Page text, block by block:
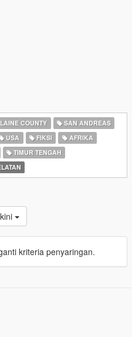
COUNTY
SAN ANDREAS
USA FIKSI
AFRIKA
TIMUR TENGAH
kriteria penyaringan.